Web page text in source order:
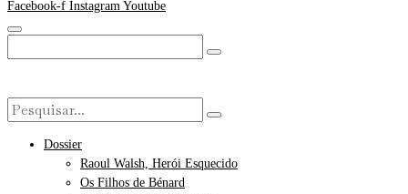
Facebook-f Instagram Youtube
Dossier
Raoul Walsh, Herói Esquecido
Os Filhos de Bénard